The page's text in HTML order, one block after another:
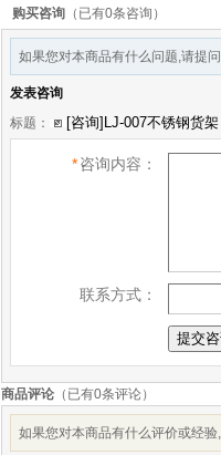
购买咨询 （已有0条咨询）
如果您对本商品有什么问题,请提
发表咨询
标题：
*咨询内容：
联系方式：
商品评论 （已有0条评论）
如果您对本商品有什么评价或经验